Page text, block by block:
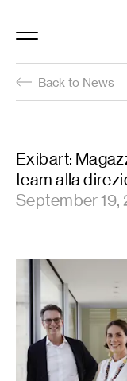
Back to News
Exibart:
team alla
September 19,